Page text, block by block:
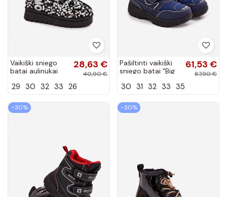
Vaikiški sniego
batai aulinukai
blizgančiais
ir sidabro...
28,63 €
40,90 €
29 30 32 33 26
Pašiltinti vaikiški
sniego batai "Big
tamsiai mėlynos
61,53 €
87,90 €
30 31 32 33 35
−30% −30%